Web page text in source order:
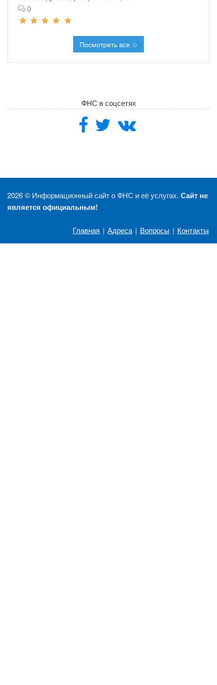
0
Посмотреть все
ФНС в соцсетях
2026 © Информационный сайт о ФНС и её услугах. Сайт не
является официальным!
Главная | Адреса | Вопросы | Контакты